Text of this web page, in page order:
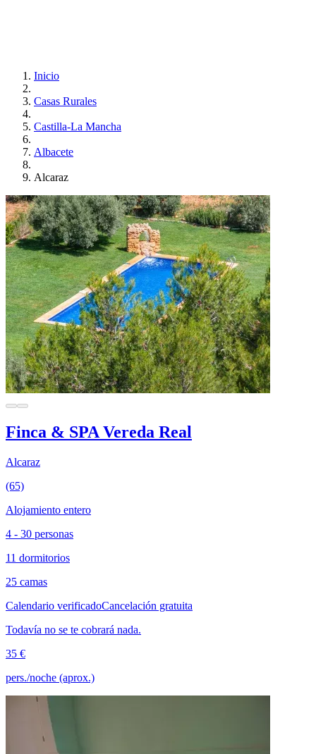
Inicio
Casas Rurales
Castilla-La Mancha
Albacete
Alcaraz
Finca & SPA Vereda Real
Alcaraz
(65)
Alojamiento entero
4 - 30 personas
11 dormitorios
25 camas
Calendario verificadoCancelación gratuita
Todavía no se te cobrará nada.
35 €
pers./noche (aprox.)